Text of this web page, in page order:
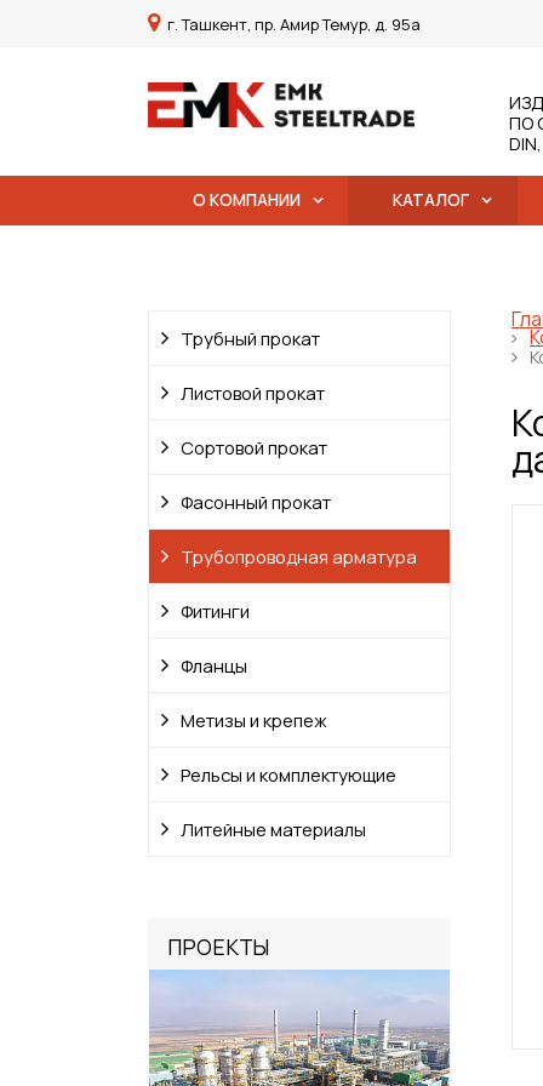
г. Ташкент, пр. Амир Темур, д. 95а
ПО
О КОМПАНИИ КАТАЛОГ
Трубный прокат
Листовой прокат
Сортовой прокат
Фасонный прокат
Трубопроводная арматура
Фитинги
Фланцы
Метизы и крепеж
Рельсы и комплектующие
Литейные материалы
ПРОЕКТЫ